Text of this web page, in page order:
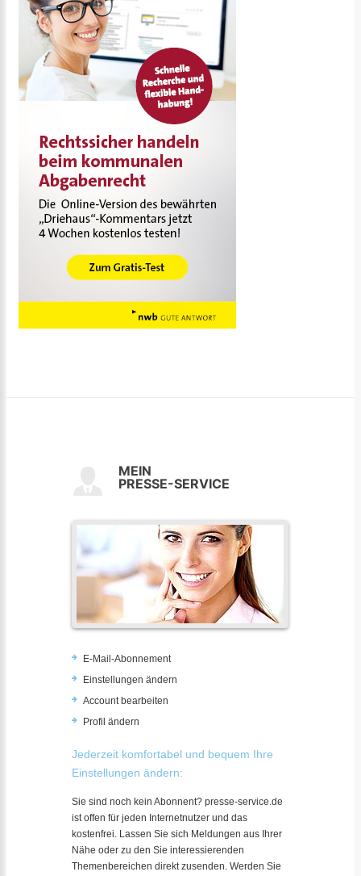
MEIN
PRESSE-SERVICE
E-Mail-Abonnement
Einstellungen ändern
Account bearbeiten
Profil ändern
Jederzeit komfortabel und bequem Ihre
Einstellungen ändern:
Sie sind noch kein Abonnent? presse-service.de
ist offen für jeden Internetnutzer und das
kostenfrei. Lassen Sie sich Meldungen aus Ihrer
Nähe oder zu den Sie interessierenden
Themenbereichen direkt zusenden. Werden Sie